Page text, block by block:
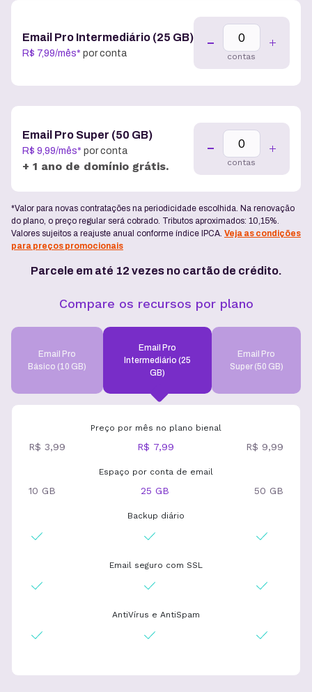
Email Pro Intermediário (25 GB)
R$ 7,99/mês* por conta contas
Email Pro Super (50 GB)
R$ 9 99/mês* por conta
+ 1 ano de domínio grátis. contas
*Valor para novas contratações na periodicidade escolhida. Na renovação
do plano, o preço regular será cobrado. Tributos aproximados: 10,15%.
Valores sujeitos a reajuste anual conforme índice IPCA. Veja as condições
para preços promocionais
Parcele em até 12 vezes no cartão de crédito.
Compare os recursos por plano
Email Pro
Básico (10 GB)
Email Pro
Intermediário (25
GB)
Email Pro
Super (50 GB)
Preço por mês no plano bienal
R$ 3,99 R$ 7,99 R$ 9,99
Espaço por conta de email
10 GB 25 GB 50 GB
Backup diário
Email seguro com SSL
AntiVírus e AntiSpam